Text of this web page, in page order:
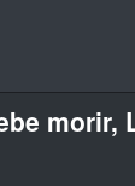
morir,